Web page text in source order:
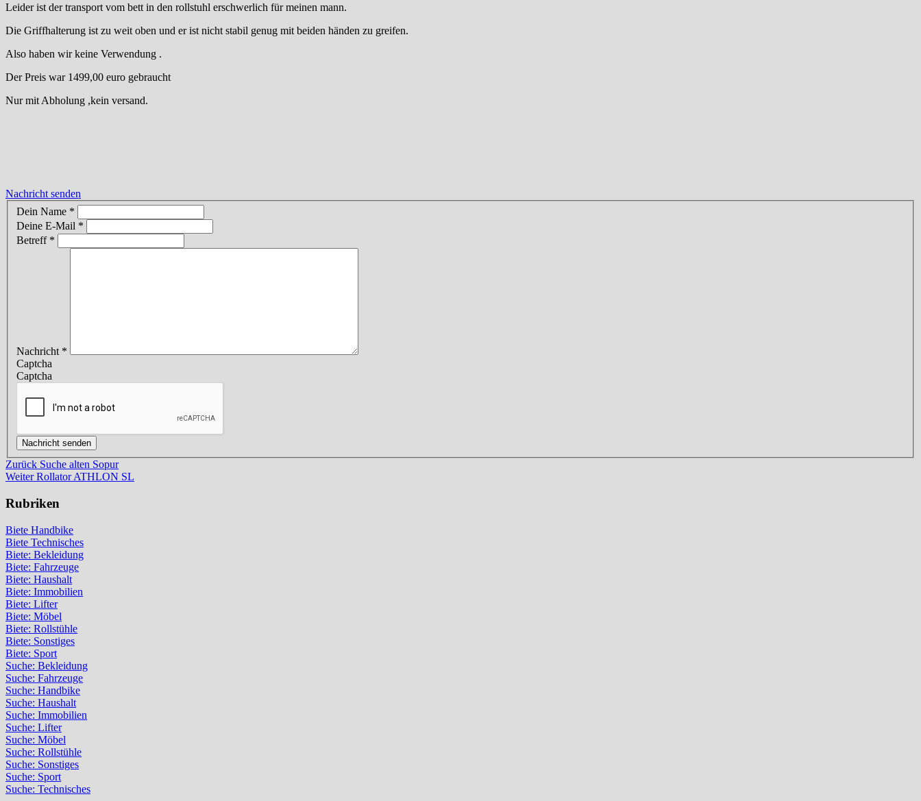
Leider ist der transport vom bett in den rollstuhl erschwerlich für meinen mann.
Die Griffhalterung ist zu weit oben und er ist nicht stabil genug mit beiden händen zu greifen.
Also haben wir keine Verwendung .
Der Preis war 1499,00 euro gebraucht
Nur mit Abholung ,kein versand.
Nachricht senden
Dein Name *
Deine E-Mail *
Betreff *
Nachricht *
Captcha
Captcha
Beitragsnavigation
Vorheriger
Beitrag
Zurück Suche alten Sopur
Nächster
Weiter Rollator ATHLON SL
Rubriken
Biete Handbike
Biete Technisches
Biete: Bekleidung
Biete: Fahrzeuge
Biete: Haushalt
Biete: Immobilien
Biete: Lifter
Biete: Möbel
Biete: Rollstühle
Biete: Sonstiges
Biete: Sport
Suche: Bekleidung
Suche: Fahrzeuge
Suche: Handbike
Suche: Haushalt
Suche: Immobilien
Suche: Lifter
Suche: Möbel
Suche: Rollstühle
Suche: Sonstiges
Suche: Sport
Suche: Technisches